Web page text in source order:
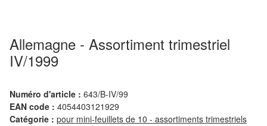
Allemagne - Assortiment trimestriel
IV/1999
Numéro d'article : 643/B-IV/99
EAN code : 4054403121929
Catégorie : pour mini-feuillets de 10 - assortiments trimestriels